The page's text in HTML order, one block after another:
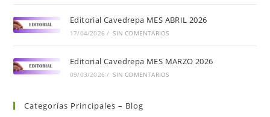
Editorial Cavedrepa MES ABRIL 2026
17/04/2026 / SIN COMENTARIOS
Editorial Cavedrepa MES MARZO 2026
09/03/2026 / SIN COMENTARIOS
Categorías Principales – Blog